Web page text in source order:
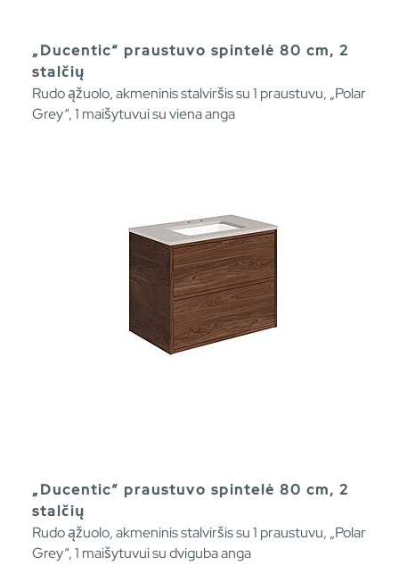
„Ducentic“ praustuvo spintelė 80 cm, 2
stalčių
Rudo ąžuolo, akmeninis stalviršis su 1 praustuvu, „Polar
Grey“, 1 maišytuvui su viena anga
„Ducentic“ praustuvo spintelė 80 cm, 2
stalčių
Rudo ąžuolo, akmeninis stalviršis su 1 praustuvu, „Polar
Grey“, 1 maišytuvui su dviguba anga